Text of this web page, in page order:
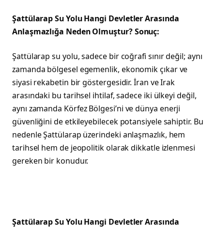
Şattülarap Su Yolu Hangi Devletler Arasında
Anlaşmazlığa Neden Olmuştur? Sonuç:
Şattülarap su yolu, sadece bir coğrafi sınır değil; aynı
zamanda bölgesel egemenlik, ekonomik çıkar ve
siyasi rekabetin bir göstergesidir. İran ve Irak
arasındaki bu tarihsel ihtilaf, sadece iki ülkeyi değil,
aynı zamanda Körfez Bölgesi’ni ve dünya enerji
güvenliğini de etkileyebilecek potansiyele sahiptir. Bu
nedenle Şattülarap üzerindeki anlaşmazlık, hem
tarihsel hem de jeopolitik olarak dikkatle izlenmesi
gereken bir konudur.
Şattülarap Su Yolu Hangi Devletler Arasında